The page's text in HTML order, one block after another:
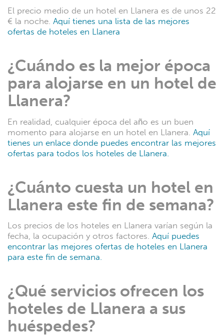
El precio medio de un hotel en Llanera es de unos 22
€ la noche. Aquí tienes una lista de las mejores
ofertas de hoteles en Llanera
¿Cuándo es la mejor época
para alojarse en un hotel de
Llanera?
En realidad, cualquier época del año es un buen
momento para alojarse en un hotel en Llanera. Aquí
tienes un enlace donde puedes encontrar las mejores
ofertas para todos los hoteles de Llanera.
¿Cuánto cuesta un hotel en
Llanera este fin de semana?
Los precios de los hoteles en Llanera varían según la
fecha, la ocupación y otros factores. Aquí puedes
encontrar las mejores ofertas de hoteles en Llanera
para este fin de semana.
¿Qué servicios ofrecen los
hoteles de Llanera a sus
huéspedes?